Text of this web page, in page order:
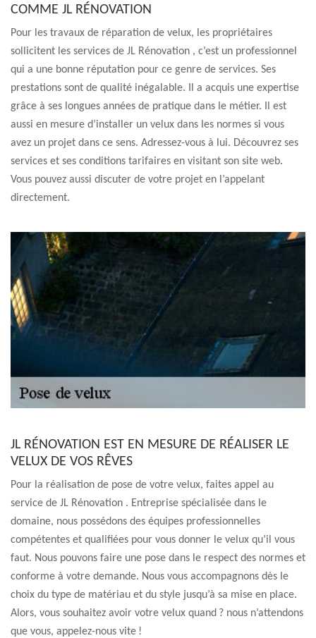
COMME JL RÉNOVATION
Pour les travaux de réparation de velux, les propriétaires
sollicitent les services de JL Rénovation , c’est un professionnel
qui a une bonne réputation pour ce genre de services. Ses
prestations sont de qualité inégalable. Il a acquis une expertise
grâce à ses longues années de pratique dans le métier. Il est
aussi en mesure d’installer un velux dans les normes si vous
avez un projet dans ce sens. Adressez-vous à lui. Découvrez ses
services et ses conditions tarifaires en visitant son site web.
Vous pouvez aussi discuter de votre projet en l’appelant
directement.
JL RÉNOVATION EST EN MESURE DE RÉALISER LE
VELUX DE VOS RÊVES
Pour la réalisation de pose de votre velux, faites appel au
service de JL Rénovation . Entreprise spécialisée dans le
domaine, nous possédons des équipes professionnelles
compétentes et qualifiées pour vous donner le velux qu’il vous
faut. Nous pouvons faire une pose dans le respect des normes et
conforme à votre demande. Nous vous accompagnons dès le
choix du type de matériau et du style jusqu’à sa mise en place.
Alors, vous souhaitez avoir votre velux quand ? nous n’attendons
que vous, appelez-nous vite !